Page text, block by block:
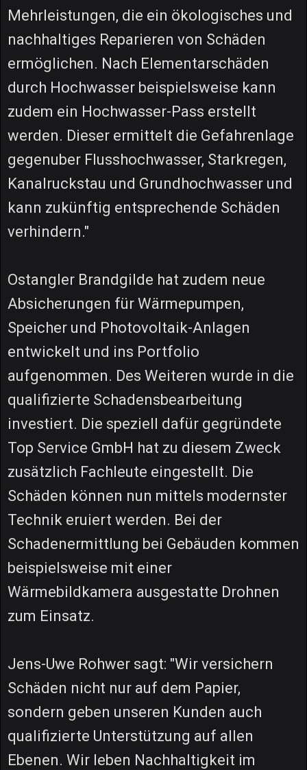
Mehrleistungen, die ein ökologisches und
nachhaltiges Reparieren von Schäden
ermöglichen. Nach Elementarschäden
durch Hochwasser beispielsweise kann
zudem ein Hochwasser-Pass erstellt
werden. Dieser ermittelt die Gefahrenlage
gegenuber Flusshochwasser, Starkregen,
Kanalruckstau und Grundhochwasser und
kann zukünftig entsprechende Schäden
verhindern."
Ostangler Brandgilde hat zudem neue
Absicherungen für Wärmepumpen,
Speicher und Photovoltaik-Anlagen
entwickelt und ins Portfolio
aufgenommen. Des Weiteren wurde in die
qualifizierte Schadensbearbeitung
investiert. Die speziell dafür gegründete
Top Service GmbH hat zu diesem Zweck
zusätzlich Fachleute eingestellt. Die
Schäden können nun mittels modernster
Technik eruiert werden. Bei der
Schadenermittlung bei Gebäuden kommen
beispielsweise mit einer
Wärmebildkamera ausgestatte Drohnen
zum Einsatz.
Jens-Uwe Rohwer sagt: "Wir versichern
Schäden nicht nur auf dem Papier,
sondern geben unseren Kunden auch
qualifizierte Unterstützung auf allen
Ebenen. Wir leben Nachhaltigkeit im